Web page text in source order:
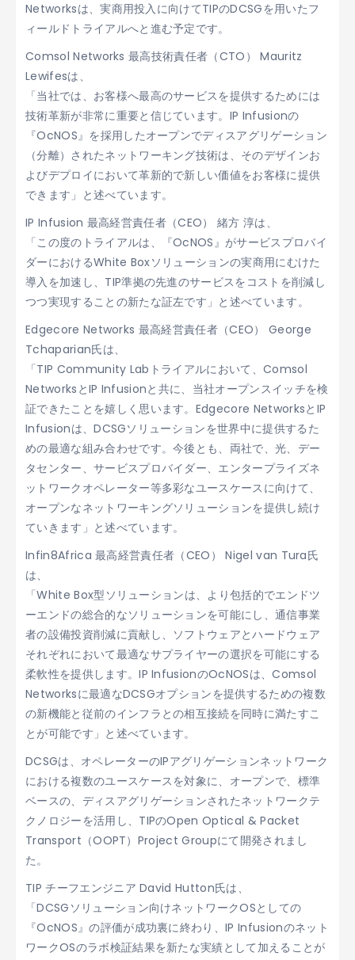
Networksは、実商用投入に向けてTIPのDCSGを用いたフ
ィールドトライアルへと進む予定です。
Comsol Networks 最高技術責任者（CTO） Mauritz
Lewifesは、
「当社では、お客様へ最高のサービスを提供するためには
技術革新が非常に重要と信じています。IP Infusionの
『OcNOS』を採用したオープンでディスアグリゲーション
（分離）されたネットワーキング技術は、そのデザインお
よびデプロイにおいて革新的で新しい価値をお客様に提供
できます」と述べています。
IP Infusion 最高経営責任者（CEO） 緒方 淳は、
「この度のトライアルは、『OcNOS』がサービスプロバイ
ダーにおけるWhite Boxソリューションの実商用にむけた
導入を加速し、TIP準拠の先進のサービスをコストを削減し
つつ実現することの新たな証左です」と述べています。
Edgecore Networks 最高経営責任者（CEO） George
Tchaparian氏は、
「TIP Community Labトライアルにおいて、Comsol
NetworksとIP Infusionと共に、当社オープンスイッチを検
証できたことを嬉しく思います。Edgecore NetworksとIP
Infusionは、DCSGソリューションを世界中に提供するた
めの最適な組み合わせです。今後とも、両社で、光、デー
タセンター、サービスプロバイダー、エンタープライズネ
ットワークオペレーター等多彩なユースケースに向けて、
オープンなネットワーキングソリューションを提供し続け
ていきます」と述べています。
Infin8Africa 最高経営責任者（CEO） Nigel van Tura氏
は、
「White Box型ソリューションは、より包括的でエンドツ
ーエンドの総合的なソリューションを可能にし、通信事業
者の設備投資削減に貢献し、ソフトウェアとハードウェア
それぞれにおいて最適なサプライヤーの選択を可能にする
柔軟性を提供します。IP InfusionのOcNOSは、Comsol
Networksに最適なDCSGオプションを提供するための複数
の新機能と従前のインフラとの相互接続を同時に満たすこ
とが可能です」と述べています。
DCSGは、オペレーターのIPアグリゲーションネットワーク
における複数のユースケースを対象に、オープンで、標準
ベースの、ディスアグリゲーションされたネットワークテ
クノロジーを活用し、TIPのOpen Optical & Packet
Transport（OOPT）Project Groupにて開発されまし
た。
TIP チーフエンジニア David Hutton氏は、
「DCSGソリューション向けネットワークOSとしての
『OcNOS』の評価が成功裏に終わり、IP Infusionのネット
ワークOSのラボ検証結果を新たな実績として加えることが